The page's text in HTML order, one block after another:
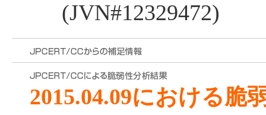
(JVN#12329472)
2015.04.09における脆